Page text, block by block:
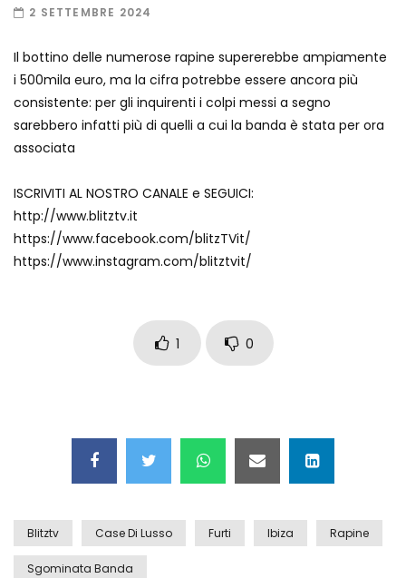
Record di baci in 30 secondi
Auto coperta dal letame dopo
incidente
Nei casinò arriva il cambio oro
automatico
Grattacielo crolla per un incendio
2 SETTEMBRE 2024
Il bottino delle numerose rapine supererebbe ampiamente
i 500mila euro, ma la cifra potrebbe essere ancora più
consistente: per gli inquirenti i colpi messi a segno
sarebbero infatti più di quelli a cui la banda è stata per ora
associata
ISCRIVITI AL NOSTRO CANALE e SEGUICI:
http://www.blitztv.it
https://www.facebook.com/blitzTVit/
https://www.instagram.com/blitztvit/
1 0
Blitztv Case Di Lusso Furti Ibiza Rapine
Sgominata Banda